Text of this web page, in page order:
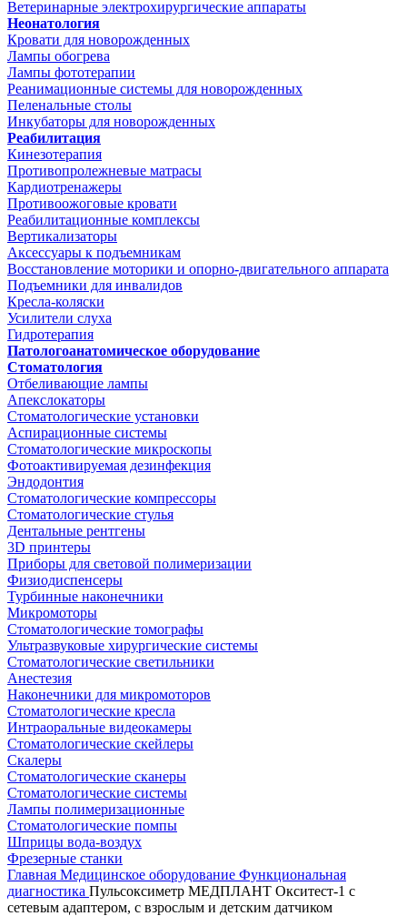
Ветеринарные электрохирургические аппараты
Неонатология
Кровати для новорожденных
Лампы обогрева
Лампы фототерапии
Реанимационные системы для новорожденных
Пеленальные столы
Инкубаторы для новорожденных
Реабилитация
Кинезотерапия
Противопролежневые матрасы
Кардиотренажеры
Противоожоговые кровати
Реабилитационные комплексы
Вертикализаторы
Аксессуары к подъемникам
Восстановление моторики и опорно-двигательного аппарата
Подъемники для инвалидов
Кресла-коляски
Усилители слуха
Гидротерапия
Патологоанатомическое оборудование
Стоматология
Отбеливающие лампы
Апекслокаторы
Стоматологические установки
Аспирационные системы
Стоматологические микроскопы
Фотоактивируемая дезинфекция
Эндодонтия
Стоматологические компрессоры
Стоматологические стулья
Дентальные рентгены
3D принтеры
Приборы для световой полимеризации
Физиодиспенсеры
Турбинные наконечники
Микромоторы
Стоматологические томографы
Ультразвуковые хирургические системы
Стоматологические светильники
Анестезия
Наконечники для микромоторов
Стоматологические кресла
Интраоральные видеокамеры
Стоматологические скейлеры
Скалеры
Стоматологические сканеры
Стоматологические системы
Лампы полимеризационные
Стоматологические помпы
Шприцы вода-воздух
Фрезерные станки
Главная Медицинское оборудование Функциональная
диагностика Пульсоксиметр МЕДПЛАНТ Окситест-1 с
сетевым адаптером, с взрослым и детским датчиком